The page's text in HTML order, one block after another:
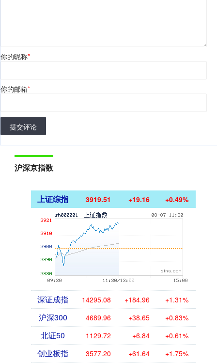
你的昵称*
你的邮箱*
提交评论
沪深京指数
上证综指 3919.51 +19.16 +0.49%
深证成指 14295.08 +184.96 +1.31%
沪深300 4689.96 +38.65 +0.83%
北证50 1129.72 +6.84 +0.61%
创业板指 3577.20 +61.64 +1.75%